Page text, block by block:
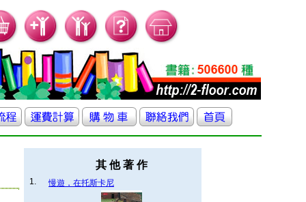
其 他 著 作
1. 慢遊，在托斯卡尼